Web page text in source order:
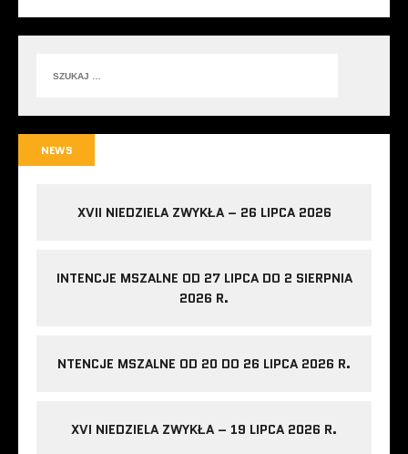
NEWS
XVII NIEDZIELA ZWYKŁA – 26 LIPCA 2026
INTENCJE MSZALNE OD 27 LIPCA DO 2 SIERPNIA
2026 R.
NTENCJE MSZALNE OD 20 DO 26 LIPCA 2026 R.
XVI NIEDZIELA ZWYKŁA – 19 LIPCA 2026 R.